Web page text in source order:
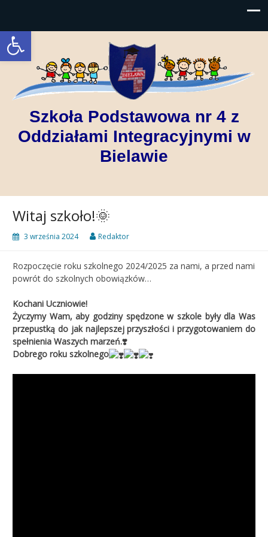
Open toolbar
Szkoła Podstawowa nr 4 z
Oddziałami Integracyjnymi w
Bielawie
Witaj szkoło!🌞
3 września 2024 Redaktor
Rozpoczęcie roku szkolnego 2024/2025 za nami, a przed nami
powrót do szkolnych obowiązków…
Kochani Uczniowie!
Życzymy Wam, aby godziny spędzone w szkole były dla Was
przepustką do jak najlepszej przyszłości i przygotowaniem do
spełnienia Waszych marzeń.❣️
Dobrego roku szkolnego